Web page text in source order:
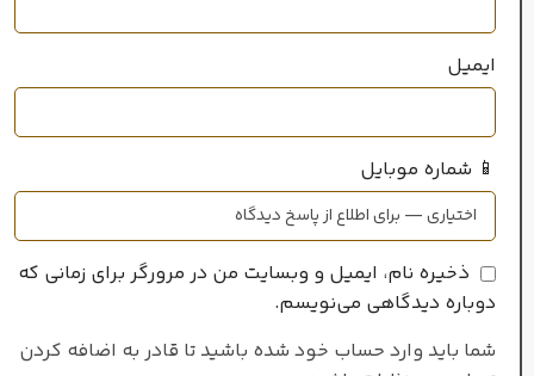
ایمیل
📱 شماره موبایل
ذخیره نام، ایمیل و وبسایت من در مرورگر برای زمانی که
دوباره دیدگاهی می‌نویسم.
شما باید وارد حساب خود شده باشید تا قادر به اضافه کردن